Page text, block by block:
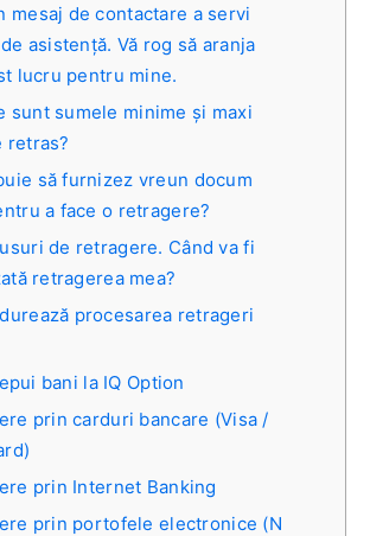
mesaj de contactare a servi
asistență. Vă rog să aranja
lucru pentru mine.
sunt sumele minime și maxi
retras?
să furnizez vreun docum
a face o retragere?
de retragere. Când va fi
retragerea mea?
procesarea retrageri
bani la IQ Option
prin carduri bancare (Visa /
prin Internet Banking
prin portofele electronice (N